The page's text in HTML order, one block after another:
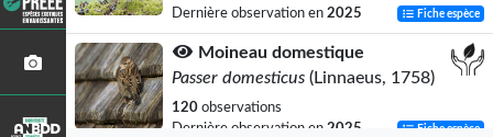
Dernière observation en 2025 Fiche espèce
Moineau domestique
Passer domesticus (Linnaeus, 1758)
120 observations
Dernière observation en 2025 Fiche espèce